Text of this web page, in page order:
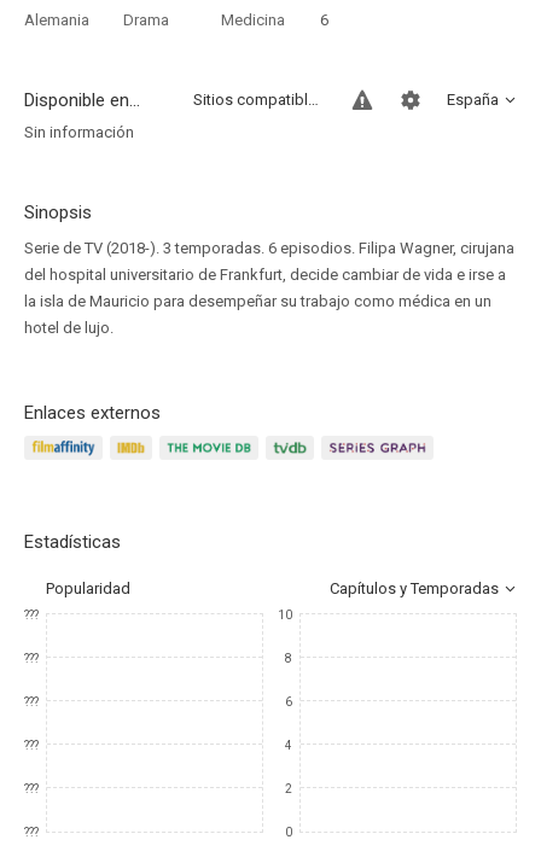
Alemania Drama Medicina 6
Disponible en... España
Sitios compatibles
Sin información
Sinopsis
Serie de TV (2018-). 3 temporadas. 6 episodios. Filipa Wagner, cirujana
del hospital universitario de Frankfurt, decide cambiar de vida e irse a
la isla de Mauricio para desempeñar su trabajo como médica en un
hotel de lujo.
Enlaces externos
Estadísticas
Popularidad Capítulos y Temporadas
???
???
???
???
???
???
10
8
6
4
2
0